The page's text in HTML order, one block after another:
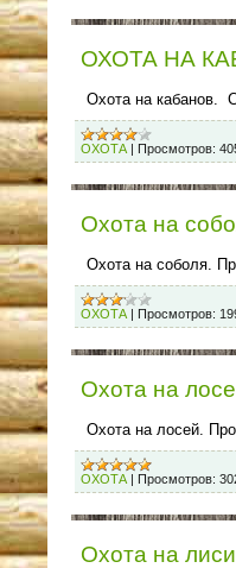
ОХОТА НА
Охота на кабанов.
ОХОТА | Просмотров:
Охота на
Охота на соболя.
ОХОТА | Просмотров:
Охота на
Охота на лосей.
ОХОТА | Просмотров:
Охота на